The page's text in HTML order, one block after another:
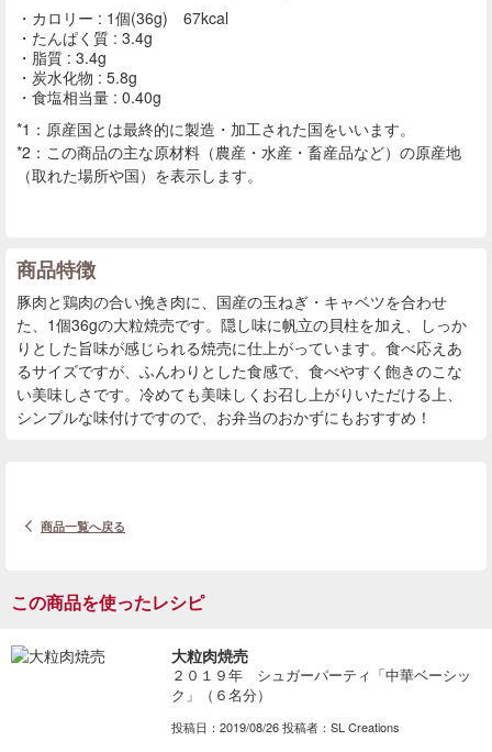
カロリー : 1個(36g) 67kcal
たんぱく質 : 3.4g
脂質 : 3.4g
炭水化物 : 5.8g
食塩相当量 : 0.40g
*1：原産国とは最終的に製造・加工された国をいいます。
*2：この商品の主な原材料（農産・水産・畜産品など）の原産地
（取れた場所や国）を表示します。
商品特徴
豚肉と鶏肉の合い挽き肉に、国産の玉ねぎ・キャベツを合わせ
た、1個36gの大粒焼売です。隠し味に帆立の貝柱を加え、しっか
りとした旨味が感じられる焼売に仕上がっています。食べ応えあ
るサイズですが、ふんわりとした食感で、食べやすく飽きのこな
い美味しさです。冷めても美味しくお召し上がりいただける上、
シンプルな味付けですので、お弁当のおかずにもおすすめ！
商品一覧へ戻る
この商品を使ったレシピ
大粒肉焼売
２０１９年 シュガーパーティ「中華ベーシッ
ク」（６名分）
投稿日：2019/08/26 投稿者：SL Creations